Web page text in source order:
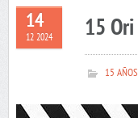
14
12 2024 15 Ori
15 AÑOS